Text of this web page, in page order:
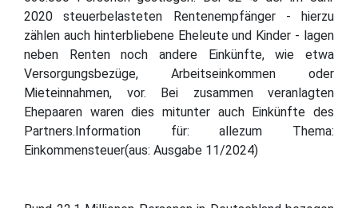
2020 steuerbelasteten Rentenempfänger - hierzu
zählen auch hinterbliebene Eheleute und Kinder - lagen
neben Renten noch andere Einkünfte, wie etwa
Versorgungsbezüge, Arbeitseinkommen oder
Mieteinnahmen, vor. Bei zusammen veranlagten
Ehepaaren waren dies mitunter auch Einkünfte des
Partners.Information für: allezum Thema:
Einkommensteuer(aus: Ausgabe 11/2024)